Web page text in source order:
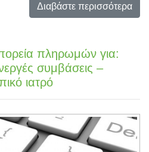
Διαβάστε περισσότερα
πληρωμών για:
συμβάσεις –
ιατρό